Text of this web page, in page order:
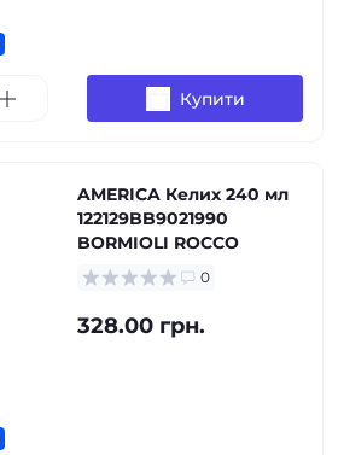
Купити
AMERICA Келих 240 мл
122129BB9021990
BORMIOLI ROCCO
0
328.00 грн.